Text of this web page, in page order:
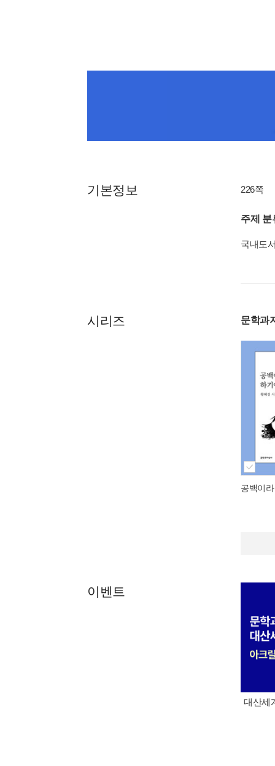
기본정보 226쪽
주제 분
국내도
시리즈 문학과
공백이
이벤트
대산세